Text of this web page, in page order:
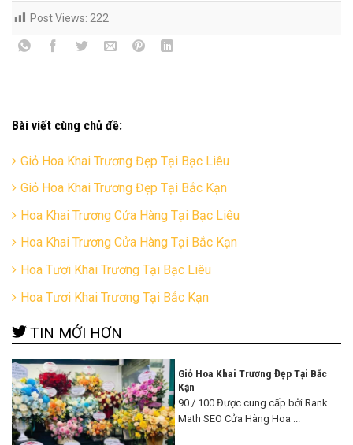
Post Views: 222
Bài viết cùng chủ đề:
Giỏ Hoa Khai Trương Đẹp Tại Bạc Liêu
Giỏ Hoa Khai Trương Đẹp Tại Bắc Kạn
Hoa Khai Trương Cửa Hàng Tại Bạc Liêu
Hoa Khai Trương Cửa Hàng Tại Bắc Kạn
Hoa Tươi Khai Trương Tại Bạc Liêu
Hoa Tươi Khai Trương Tại Bắc Kạn
TIN MỚI HƠN
Giỏ Hoa Khai Trương Đẹp Tại Bắc
Kạn
90 / 100 Được cung cấp bởi Rank
Math SEO Cửa Hàng Hoa ...